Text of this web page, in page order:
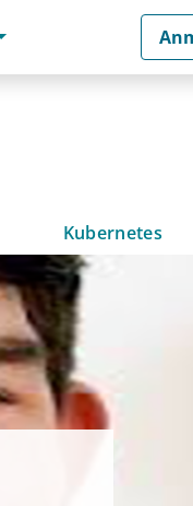
Kubernetes